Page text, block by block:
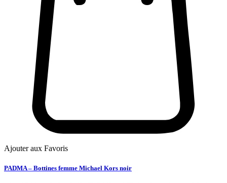
Ajouter aux Favoris
PADMA – Bottines femme Michael Kors noir